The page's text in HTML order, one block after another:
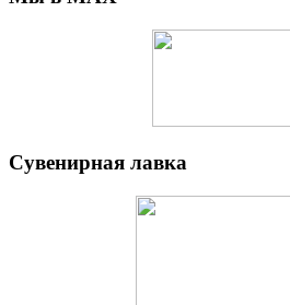
Сувенирная лавка